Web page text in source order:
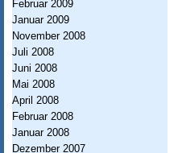
o
r
m
a
t
i
Februar 2009
Januar 2009
November 2008
Juli 2008
Juni 2008
Mai 2008
April 2008
Februar 2008
Januar 2008
Dezember 2007